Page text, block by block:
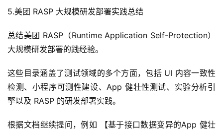
运
营
记
录
经
验
教
5.美团 RASP 大规模研发部署实践总结
总结美团 RASP（Runtime Application Self-Protection）
大规模研发部署的践经验。
这些目录涵盖了测试领域的多个方面，包括 UI 内容一致性
检测、小程序可测性建设、App 健壮性测试、实验分析引
擎以及 RASP 的研发部署实践。
根据文档继续提问，例如 【基于接口数据变异的App 健壮